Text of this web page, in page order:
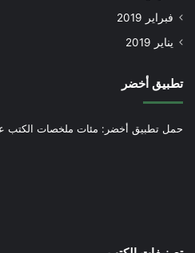
فبراير 2019
يناير 2019
تطبيق أخضر
حمل تطبيق أخضر: مئات ملخصات الكتب